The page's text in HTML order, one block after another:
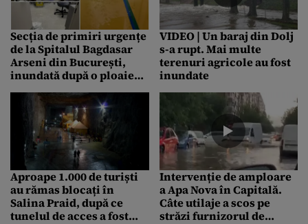
Secția de primiri urgențe
de la Spitalul Bagdasar
Arseni din București,
inundată după o ploaie
3,5 milioane de euro
VIDEO | Un baraj din Dolj
s-a rupt. Mai multe
terenuri agricole au fost
inundate
Aproape 1.000 de turiști
au rămas blocați în
Salina Praid, după ce
tunelul de acces a fost
Intervenție de amploare
a Apa Nova în Capitală.
Câte utilaje a scos pe
străzi furnizorul de